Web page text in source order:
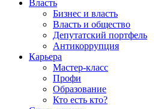
Власть
Бизнес и власть
Власть и общество
Депутатский портфель
Антикоррупция
Карьера
Мастер-класс
Профи
Образование
Кто есть кто?